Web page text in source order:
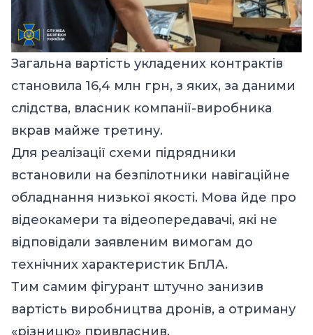
Загальна вартість укладених контрактів
становила 16,4 млн грн, з яких, за даними
слідства, власник компанії-виробника
вкрав майже третину.
Для реалізації схеми підрядники
встановили на безпілотники навігаційне
обладнання низької якості. Мова йде про
відеокамери та відеопередавачі, які не
відповідали заявленим вимогам до
технічних характеристик БпЛА.
Тим самим фігурант штучно занизив
вартість виробництва дронів, а отриману
«різницю» привласнив.